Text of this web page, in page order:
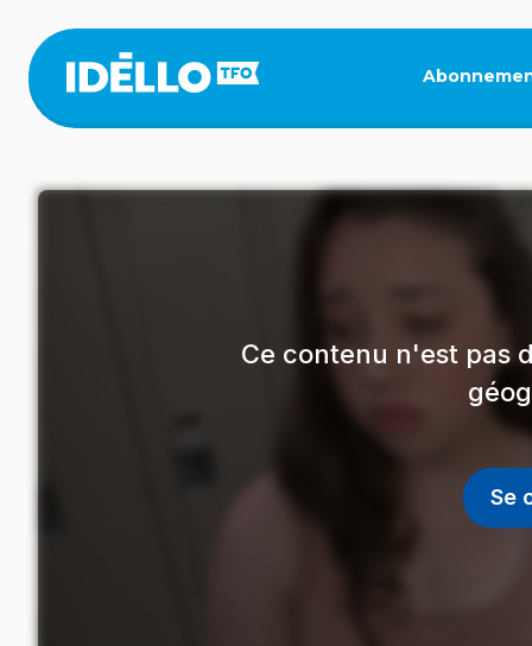
contenu
principal
Ce contenu n'est pas
Se